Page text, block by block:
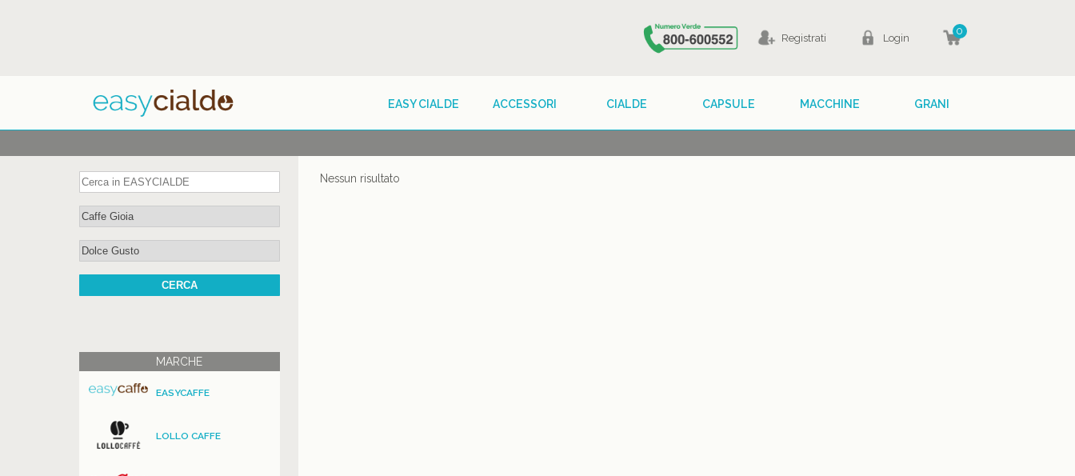
0
Login
Registrati
GRANI
MACCHINE
CAPSULE
CIALDE
ACCESSORI
EASY CIALDE
MARCHE
EASYCAFFE
LOLLO CAFFE
Nessun risultato